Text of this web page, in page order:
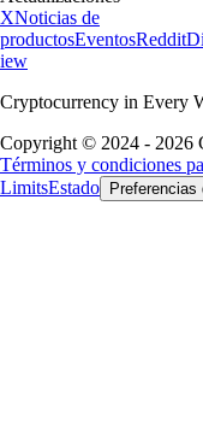
XNoticias de
productosEventosReddit
iew
Cryptocurrency in Every
Copyright © 2024 - 2026
Términos y condiciones
LimitsEstado Preferencias